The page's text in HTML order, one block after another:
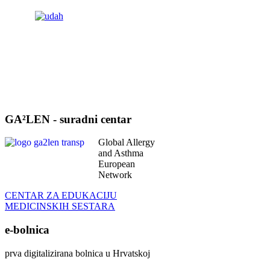
GA²LEN - suradni centar
Global Allergy
and Asthma
European
Network
CENTAR ZA EDUKACIJU
MEDICINSKIH SESTARA
e-bolnica
prva digitalizirana bolnica u Hrvatskoj